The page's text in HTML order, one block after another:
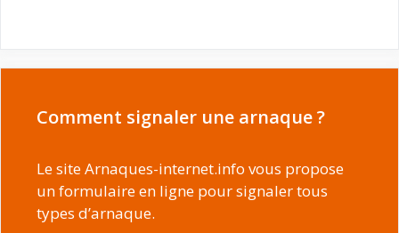
Comment signaler une arnaque ?
Le site Arnaques-internet.info vous propose
un formulaire en ligne pour signaler tous
types d’arnaque.